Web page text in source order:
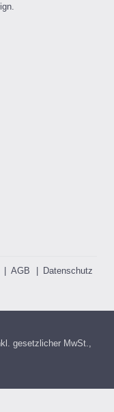
AGB
Datenschutz
gesetzlicher MwSt.,